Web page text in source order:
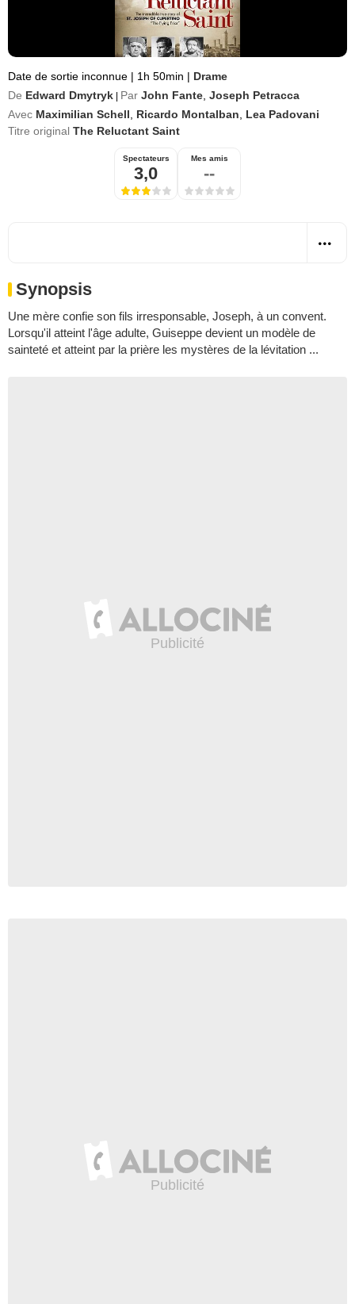
Date de sortie inconnue | 1h 50min | Drame
De Edward Dmytryk Par John Fante Joseph Petracca
Avec Maximilian Schell Ricardo Montalban
Lea Padovani
Titre original The Reluctant Saint
Spectateurs
3,0
Mes amis
--
Synopsis
Une mère confie son fils irresponsable, Joseph, à un convent.
Lorsqu'il atteint l'âge adulte, Guiseppe devient un modèle de
sainteté et atteint par la prière les mystères de la lévitation ...